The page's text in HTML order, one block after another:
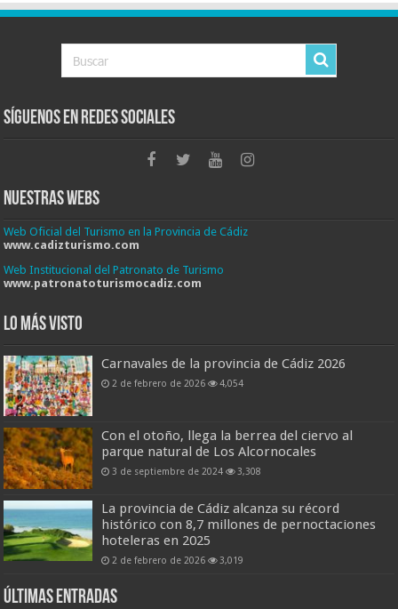
Síguenos en Redes Sociales
Nuestras Webs
Web Oficial del Turismo en la Provincia de Cádiz
www.cadizturismo.com
Web Institucional del Patronato de Turismo
www.patronatoturismocadiz.com
Lo más visto
Carnavales de la provincia de Cádiz 2026
2 de febrero de 2026 4,054
Con el otoño, llega la berrea del ciervo al
parque natural de Los Alcornocales
3 de septiembre de 2024 3,308
La provincia de Cádiz alcanza su récord
histórico con 8,7 millones de pernoctaciones
hoteleras en 2025
2 de febrero de 2026 3,019
Últimas entradas